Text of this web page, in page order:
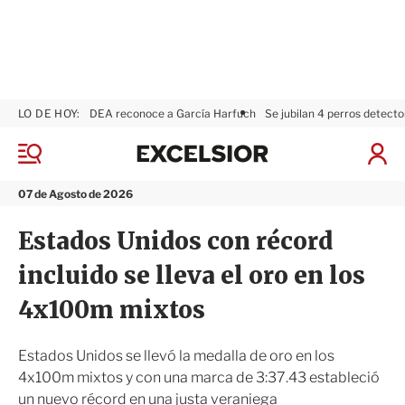
M
n
07 de Agosto de 2026
LO DE HOY: DEA reconoce a García Harfuch Se jubilan 4 perros
I
x
s
i
r
Estados Unidos con récord
incluido se lleva el oro en los
4x100m mixtos
Estados Unidos se llevó la medalla de oro en los
4x100m mixtos y con una marca de 3:37.43 estableció
un nuevo récord en una justa veraniega